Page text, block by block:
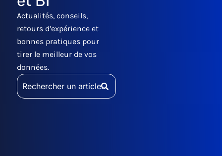
Actualités, conseils,
retours d’expérience et
bonnes pratiques pour
tirer le meilleur de vos
données.
Rechercher